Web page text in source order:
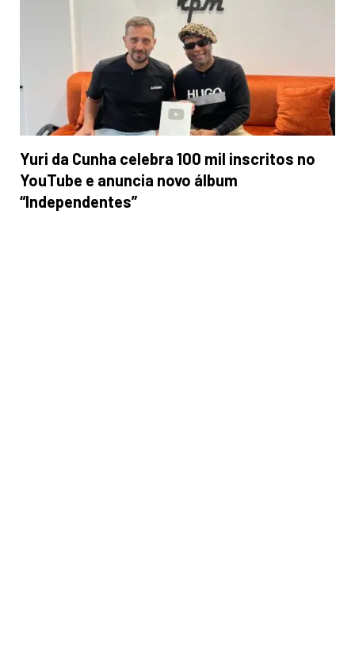
Yuri da Cunha celebra 100 mil inscritos no
YouTube e anuncia novo álbum
“Independentes”